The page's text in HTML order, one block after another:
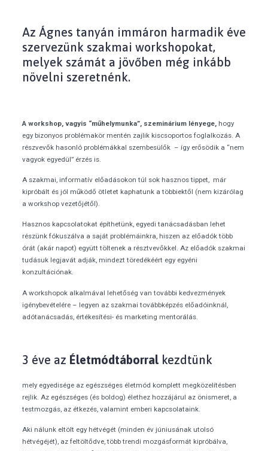
Az Ágnes tanyán immáron harmadik éve
szervezünk szakmai workshopokat,
melyek számát a jövőben még inkább
növelni szeretnénk.
A workshop, vagyis “műhelymunka”, szeminárium lényege, hogy
egy bizonyos problémakör mentén zajlik kiscsoportos foglalkozás. A
részvevők hasonló problémákkal szembesülők – így erősödik a “nem
vagyok egyedül” érzés is.
A szakmai, informatív előadásokon túl sok hasznos tippet, már
kipróbált és jól működő ötletet kaphatunk a többiektől (nem kizárólag
a workshop vezetőjétől).
Hasznos kapcsolatokat építhetünk, egyedi tanácsadásban lehet
részünk fókuszálva a saját problémáinkra, hiszen az előadók több
órát (akár napot) együtt töltenek a résztvevőkkel. Az előadók szakmai
tudásuk legjavát adják, mindezt töredékéért egy egyéni
konzultációnak.
A workshopok alkalmával lehetőség van további kedvezmények
igénybevételére – legyen az szakmai továbbképzés előadóinknál,
adótanácsadás, értékesítési- és marketing mentorálás.
3 éve az Életmódtáborralkezdtünk
mely egyedisége az egészséges életmód komplett megközelítésben
rejlik. Az egészséges (és boldog) élethez hozzájárul az önismeret, a
testmozgás, az étkezés, valamint emberi kapcsolataink.
Aki nálunk eltölt egy hétvégét (minden év júniusának utolsó
hétvégéjét), az feltöltődve, több trendi mozgásformát kipróbálva,